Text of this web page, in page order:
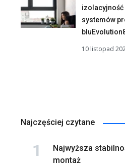
izolacyjność
systemów
10 listopad
Najczęściej czytane
Najwyższa
montaż